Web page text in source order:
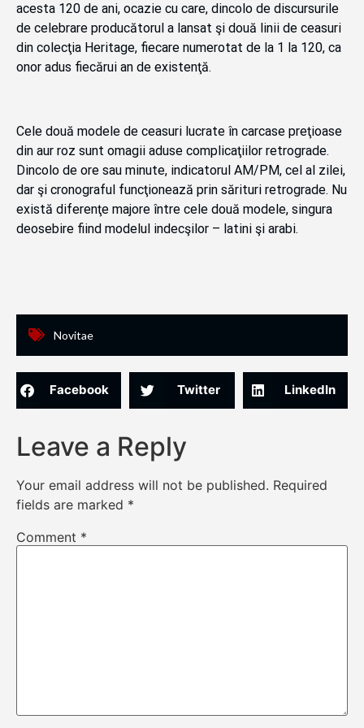
acesta 120 de ani, ocazie cu care, dincolo de discursurile
de celebrare producătorul a lansat şi două linii de ceasuri
din colecţia Heritage, fiecare numerotat de la 1 la 120, ca
onor adus fiecărui an de existenţă.
Cele două modele de ceasuri lucrate în carcase preţioase
din aur roz sunt omagii aduse complicaţiilor retrograde.
Dincolo de ore sau minute, indicatorul AM/PM, cel al zilei,
dar şi cronograful funcţionează prin sărituri retrograde. Nu
există diferenţe majore între cele două modele, singura
deosebire fiind modelul indecşilor – latini şi arabi.
Novitae
Facebook Twitter LinkedIn
Leave a Reply
Your email address will not be published. Required
fields are marked *
Comment *